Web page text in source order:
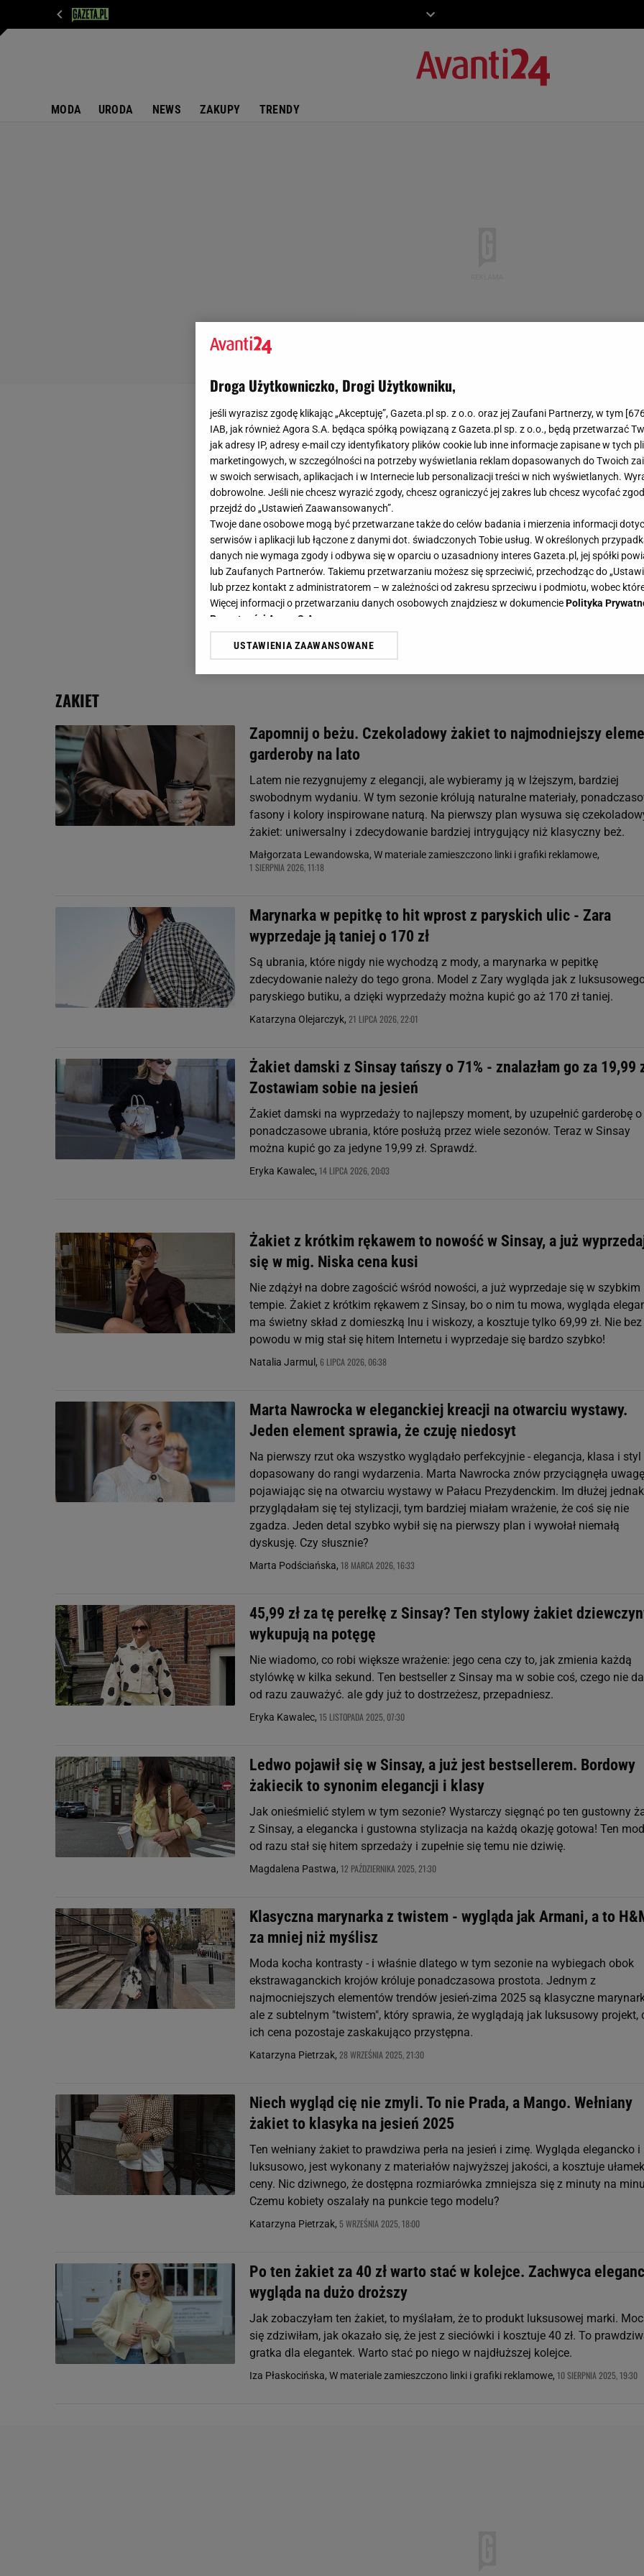
MODA URODA NEWS ZAKUPY TRENDY
ZAKIET
Zapomnij o beżu. Czekoladowy żakiet to najmodniejszy
garderoby na lato
Latem nie rezygnujemy z elegancji, ale wybieramy ją w lżejszym, bardziej
swobodnym wydaniu. W tym sezonie królują naturalne materiały,
fasony i kolory inspirowane naturą. Na pierwszy plan wysuwa się
żakiet: uniwersalny i zdecydowanie bardziej intrygujący niż klasyczny beż.
Małgorzata Lewandowska, W materiale zamieszczono linki i grafiki reklamowe,
1 SIERPNIA 2026, 11:18
Marynarka w pepitkę to hit wprost z paryskich ulic - Zara
wyprzedaje ją taniej o 170 zł
Są ubrania, które nigdy nie wychodzą z mody, a marynarka w pepitkę
zdecydowanie należy do tego grona. Model z Zary wygląda jak z
paryskiego butiku, a dzięki wyprzedaży można kupić go aż 170 zł taniej.
Katarzyna Olejarczyk, 21 LIPCA 2026, 22:01
Żakiet damski z Sinsay tańszy o 71% - znalazłam go za 19,99
Zostawiam sobie na jesień
Żakiet damski na wyprzedaży to najlepszy moment, by uzupełnić garderobę o
ponadczasowe ubrania, które posłużą przez wiele sezonów. Teraz w Sinsay
można kupić go za jedyne 19,99 zł. Sprawdź.
Eryka Kawalec, 14 LIPCA 2026, 20:03
Żakiet z krótkim rękawem to nowość w Sinsay, a już
się w mig. Niska cena kusi
Nie zdążył na dobre zagościć wśród nowości, a już wyprzedaje się w szybkim
tempie. Żakiet z krótkim rękawem z Sinsay, bo o nim tu mowa, wygląda
ma świetny skład z domieszką lnu i wiskozy, a kosztuje tylko 69,99 zł. Nie bez
powodu w mig stał się hitem Internetu i wyprzedaje się bardzo szybko!
Natalia Jarmul, 6 LIPCA 2026, 06:38
Marta Nawrocka w eleganckiej kreacji na otwarciu wystawy.
Jeden element sprawia, że czuję niedosyt
Na pierwszy rzut oka wszystko wyglądało perfekcyjnie - elegancja, klasa i styl
dopasowany do rangi wydarzenia. Marta Nawrocka znów przyciągnęła
pojawiając się na otwarciu wystawy w Pałacu Prezydenckim. Im dłużej jednak
przyglądałam się tej stylizacji, tym bardziej miałam wrażenie, że coś się nie
zgadza. Jeden detal szybko wybił się na pierwszy plan i wywołał niemałą
dyskusję. Czy słusznie?
Marta Podściańska, 18 MARCA 2026, 16:33
45,99 zł za tę perełkę z Sinsay? Ten stylowy żakiet
wykupują na potęgę
Nie wiadomo, co robi większe wrażenie: jego cena czy to, jak zmienia każdą
stylówkę w kilka sekund. Ten bestseller z Sinsay ma w sobie coś, czego nie
od razu zauważyć. ale gdy już to dostrzeżesz, przepadniesz.
Eryka Kawalec, 15 LISTOPADA 2025, 07:30
Ledwo pojawił się w Sinsay, a już jest bestsellerem. Bordowy
żakiecik to synonim elegancji i klasy
Jak onieśmielić stylem w tym sezonie? Wystarczy sięgnąć po ten gustowny
z Sinsay, a elegancka i gustowna stylizacja na każdą okazję gotowa! Ten
od razu stał się hitem sprzedaży i zupełnie się temu nie dziwię.
Magdalena Pastwa, 12 PAŹDZIERNIKA 2025, 21:30
Klasyczna marynarka z twistem - wygląda jak Armani, a to
za mniej niż myślisz
Moda kocha kontrasty - i właśnie dlatego w tym sezonie na wybiegach obok
ekstrawaganckich krojów króluje ponadczasowa prostota. Jednym z
najmocniejszych elementów trendów jesień-zima 2025 są klasyczne
ale z subtelnym "twistem", który sprawia, że wyglądają jak luksusowy projekt,
ich cena pozostaje zaskakująco przystępna.
Katarzyna Pietrzak, 28 WRZEŚNIA 2025, 21:30
Niech wygląd cię nie zmyli. To nie Prada, a Mango. Wełniany
żakiet to klasyka na jesień 2025
Ten wełniany żakiet to prawdziwa perła na jesień i zimę. Wygląda elegancko i
luksusowo, jest wykonany z materiałów najwyższej jakości, a kosztuje ułamek
ceny. Nic dziwnego, że dostępna rozmiarówka zmniejsza się z minuty na
Czemu kobiety oszalały na punkcie tego modelu?
Katarzyna Pietrzak, 5 WRZEŚNIA 2025, 18:00
Po ten żakiet za 40 zł warto stać w kolejce. Zachwyca
wygląda na dużo droższy
Jak zobaczyłam ten żakiet, to myślałam, że to produkt luksusowej marki.
się zdziwiłam, jak okazało się, że jest z sieciówki i kosztuje 40 zł. To
gratka dla elegantek. Warto stać po niego w najdłuższej kolejce.
Iza Płaskocińska, W materiale zamieszczono linki i grafiki reklamowe, 10 SIERPNIA 2025, 19:30
Droga Użytkowniczko, Drogi Użytkowniku,
jeśli wyrazisz zgodę klikając „Akceptuję”, Gazeta.pl sp. z o.o. oraz jej Zaufani Partnerzy, w tym [
IAB, jak również Agora S.A. będąca spółką powiązaną z Gazeta.pl sp. z o.o., będą przetwarzać
jak adresy IP, adresy e-mail czy identyfikatory plików cookie lub inne informacje zapisane w tych
marketingowych, w szczególności na potrzeby wyświetlania reklam dopasowanych do Twoich
w swoich serwisach, aplikacjach i w Internecie lub personalizacji treści w nich wyświetlanych.
dobrowolne. Jeśli nie chcesz wyrazić zgody, chcesz ograniczyć jej zakres lub chcesz wycofać
przejdź do „Ustawień Zaawansowanych”.
Twoje dane osobowe mogą być przetwarzane także do celów badania i mierzenia informacji
serwisów i aplikacji lub łączone z danymi dot. świadczonych Tobie usług. W określonych
danych nie wymaga zgody i odbywa się w oparciu o uzasadniony interes Gazeta.pl, jej spółki
lub Zaufanych Partnerów. Takiemu przetwarzaniu możesz się sprzeciwić, przechodząc do
lub przez kontakt z administratorem – w zależności od zakresu sprzeciwu i podmiotu, wobec
Więcej informacji o przetwarzaniu danych osobowych znajdziesz w dokumenciePolityka
Prywatności Agora S.A.
Klikając „Akceptuję” wyrażasz też zgodę na zainstalowanie i przechowywanie plików cookie
dotyczące plików cookie, wywołując narzędzie do zarządzania twoimi preferencjami dot.
odnośnik „Ustawienia prywatności ” w stopce serwisu i przechodząc do „Ustawień
My, nasi Zaufani Partnerzy i Agora S.A. możemy przetwarzać dane osobowe w następujących
Użycie dokładnych danych geolokalizacyjnych. Aktywne skanowanie charakterystyki urządzenia
Przechowywanie informacji na urządzeniu lub dostęp do nich. Spersonalizowane reklamy i treści,
badnie odbiorców i ulepszanie usług. Lista Zaufanych Partnerów
USTAWIENIA ZAAWANSOWANE